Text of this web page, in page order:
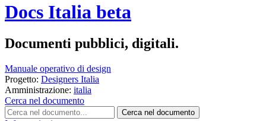
Docs Italia beta
Documenti pubblici, digitali.
Manuale operativo di design
Progetto: Designers Italia
Amministrazione: italia
Cerca nel documento
Cerca nel documento